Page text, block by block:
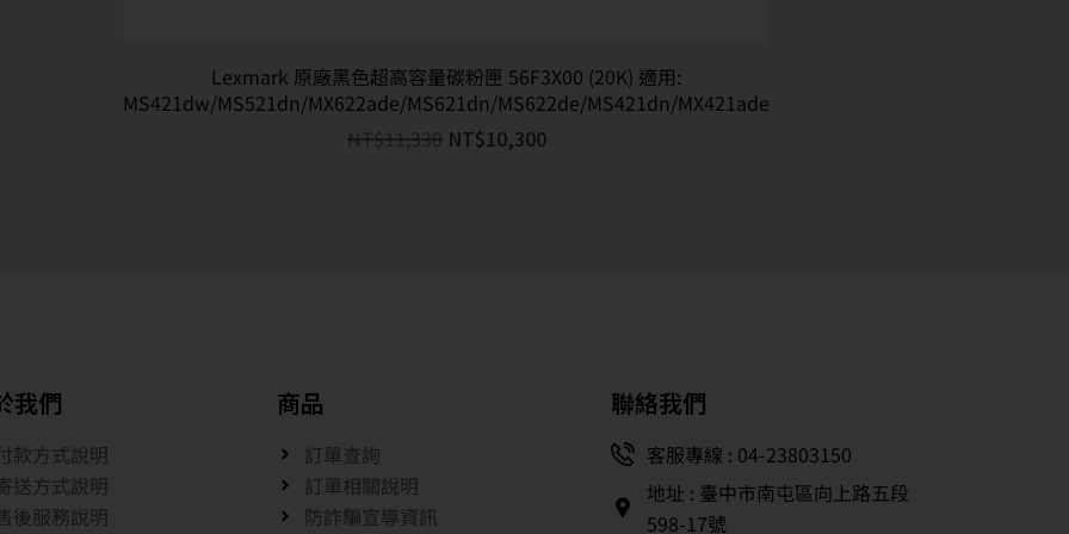
Lexmark 原廠黑色超高容量碳粉匣 56F3X00 (20K) 適用:
MS421dw/MS521dn/MX622ade/MS621dn/MS622de/MS421dn/MX421ade
NT$ 11,330 NT$10,300
我們
款方式說明
送方式說明
後服務說明
商品
訂單查詢
訂單相關說明
防詐騙宣導資訊
聯絡我們
客服專線 : 04-23803150
地址 : 臺中市南屯區向上路五段
598-17號